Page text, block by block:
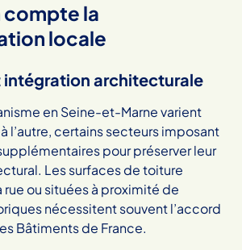
compte la
locale
intégration architecturale
en Seine-et-Marne varient
l’autre, certains secteurs imposant
pour préserver leur
Les surfaces de toiture
ou situées à proximité de
nécessitent souvent l’accord
Bâtiments de France.